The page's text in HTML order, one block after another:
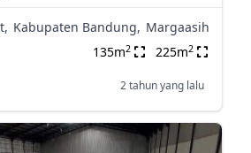
Kabupaten Bandung, Margaasih
135m2 225m2
2 tahun yang lalu